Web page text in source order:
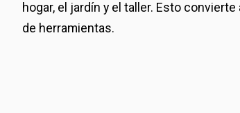
hogar, el jardín y el taller. Esto
de herramientas.